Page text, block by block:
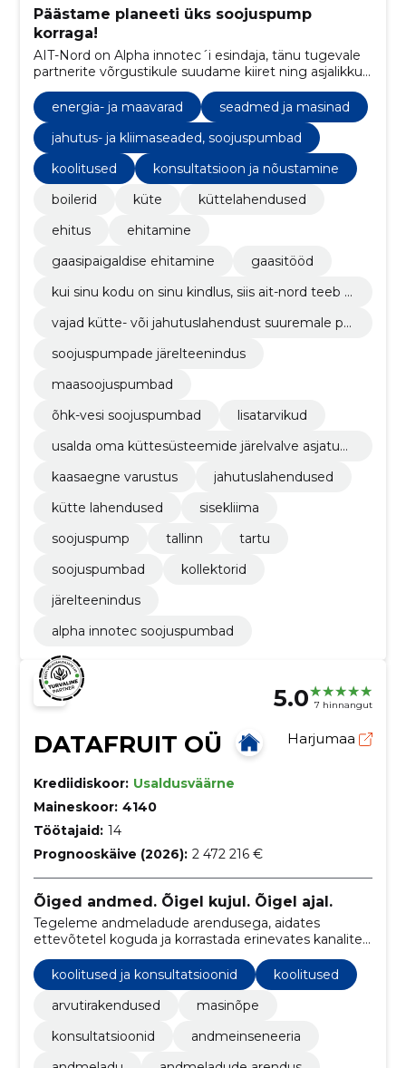
Päästame planeeti üks soojuspump
korraga!
AIT-Nord on Alpha innotec´i esindaja, tänu tugevale
partnerite võrgustikule suudame kiiret ning asjalikku
energia- ja maavarad
seadmed ja masinad
jahutus- ja kliimaseaded, soojuspumbad
koolitused
konsultatsioon ja nõustamine
boilerid
küte
küttelahendused
ehitus
ehitamine
gaasipaigaldise ehitamine
gaasitööd
kui sinu kodu on sinu kindlus, siis ait-nord teeb s
laiemat valikut kaasaegseid soojuspumpasid (m
vajad kütte- või jahutuslahendust suuremale pr
on vajalik tehniline know-how ning kogemus ol
soojuspumpade järelteenindus
maasoojuspumbad
õhk-vesi soojuspumbad
lisatarvikud
usalda oma küttesüsteemide järelvalve asjatun
eie spetsialistid käivad regulaarselt tehasepools
kaasaegne varustus
jahutuslahendused
kütte lahendused
sisekliima
soojuspump
tallinn
tartu
soojuspumbad
kollektorid
järelteenindus
alpha innotec soojuspumbad
5.0 7 hinnangut
DATAFRUIT OÜ Harjumaa
Krediidiskoor: Usaldusväärne
Maineskoor: 4140
Töötajaid: 14
Prognooskäive (2026): 2 472 216 €
Õiged andmed. Õigel kujul. Õigel ajal.
Tegeleme andmeladude arendusega, aidates
ettevõtetel koguda ja korrastada erinevates kanalites
hajutatud andmeid kesksesse andmelattu,
võimaldades neil luua uusi teadmisi ja teha paremaid
otsuseid.
koolitused ja konsultatsioonid
koolitused
arvutirakendused
masinõpe
konsultatsioonid
andmeinseneeria